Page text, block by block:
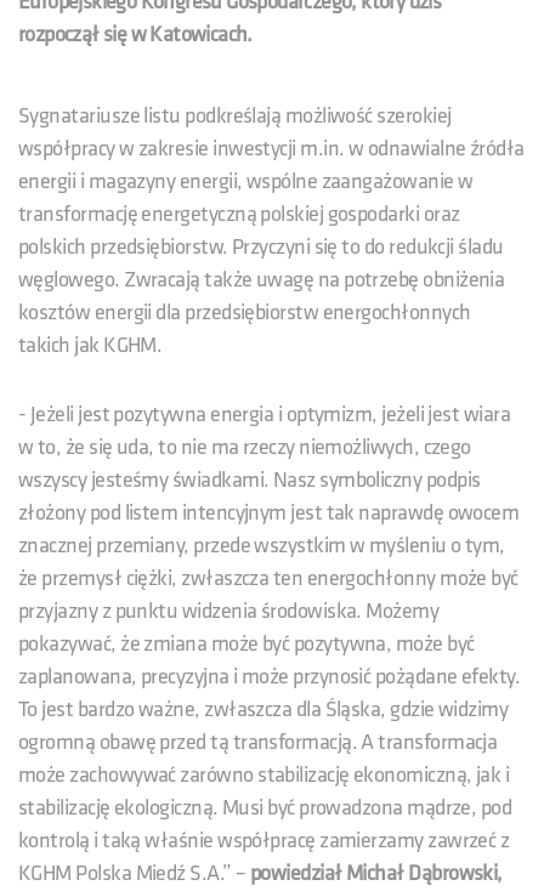
rozpoczął się w Katowicach.
Sygnatariusze listu podkreślają możliwość szerokiej
współpracy w zakresie inwestycji m.in. w odnawialne źródła
energii i magazyny energii, wspólne zaangażowanie w
transformację energetyczną polskiej gospodarki oraz
polskich przedsiębiorstw. Przyczyni się to do redukcji śladu
węglowego. Zwracają także uwagę na potrzebę obniżenia
kosztów energii dla przedsiębiorstw energochłonnych
takich jak KGHM.
- Jeżeli jest pozytywna energia i optymizm, jeżeli jest wiara
w to, że się uda, to nie ma rzeczy niemożliwych, czego
wszyscy jesteśmy świadkami. Nasz symboliczny podpis
złożony pod listem intencyjnym jest tak naprawdę owocem
znacznej przemiany, przede wszystkim w myśleniu o tym,
że przemysł ciężki, zwłaszcza ten energochłonny może być
przyjazny z punktu widzenia środowiska. Możemy
pokazywać, że zmiana może być pozytywna, może być
zaplanowana, precyzyjna i może przynosić pożądane efekty.
To jest bardzo ważne, zwłaszcza dla Śląska, gdzie widzimy
ogromną obawę przed tą transformacją. A transformacja
może zachowywać zarówno stabilizację ekonomiczną, jak i
stabilizację ekologiczną. Musi być prowadzona mądrze, pod
kontrolą i taką właśnie współpracę zamierzamy zawrzeć z
KGHM Polska Miedź S.A.” – powiedział Michał Dąbrowski,